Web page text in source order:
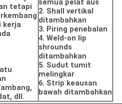
tetapi
kerja
dll.
semua pelat aus
2. Shall vertikal
ditambahkan
3. Piring penebalan
4. Weld-on lip
shrounds
ditambahkan
5. Sudut tumit
melingkar
6. Strip keausan
bawah ditambahkan